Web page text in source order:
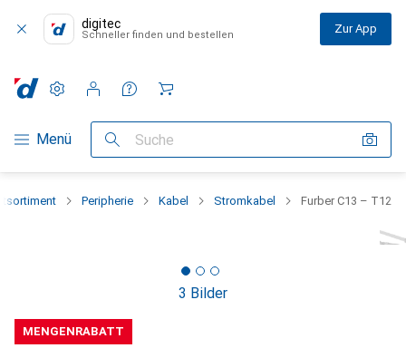
digitec
Schneller finden und bestellen Zur App
Navigation nach Kategorien
Menü Suche
Einstellungen
Kundenkonto
Vergleichslisten
Merklisten
Warenkorb
Peripherie Kabel Stromkabel Furber C13 – T12
3 Bilder
MENGENRABATT